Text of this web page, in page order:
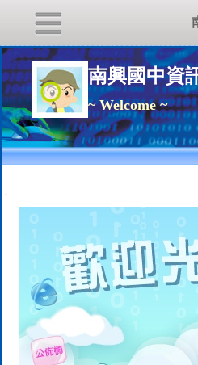
南興國中資
~ Welcome ~
:::